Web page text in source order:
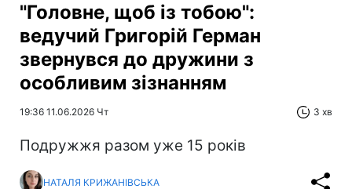
"Головне, щоб із тобою":
ведучий Григорій Герман
звернувся до дружини з
особливим зізнанням
19:36 11.06.2026 Чт 3 хв
Подружжя разом уже 15 років
НАТАЛЯ КРИЖАНІВСЬКА